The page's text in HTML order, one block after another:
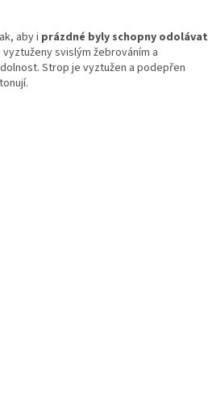
aby i prázdné byly schopny odolávat
vyztuženy svislým žebrováním a
Strop je vyztužen a podepřen